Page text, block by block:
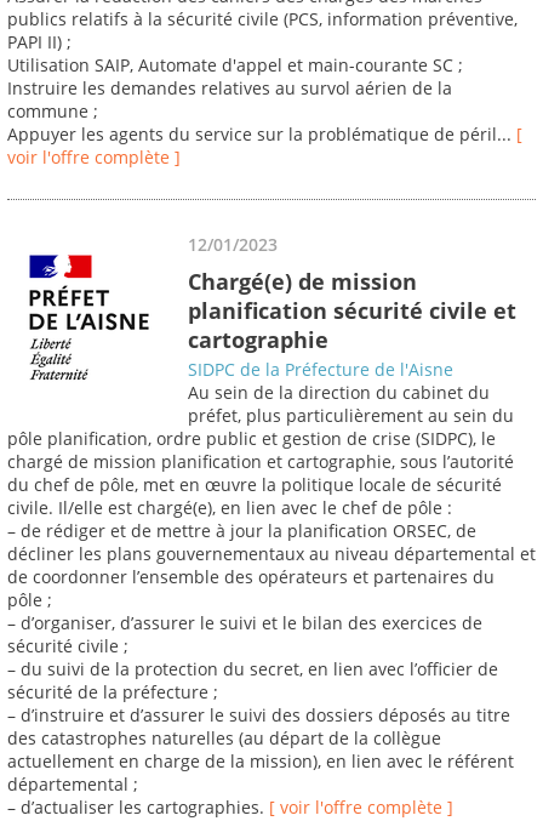
publics relatifs à la sécurité civile (PCS, information préventive,
PAPI II) ;
Utilisation SAIP, Automate d'appel et main-courante SC ;
Instruire les demandes relatives au survol aérien de la
commune ;
Appuyer les agents du service sur la problématique de péril... [
voir l'offre complète ]
12/01/2023
Chargé(e) de mission
planification sécurité civile et
cartographie
SIDPC de la Préfecture de l'Aisne
Au sein de la direction du cabinet du
préfet, plus particulièrement au sein du
pôle planification, ordre public et gestion de crise (SIDPC), le
chargé de mission planification et cartographie, sous l’autorité
du chef de pôle, met en œuvre la politique locale de sécurité
civile. Il/elle est chargé(e), en lien avec le chef de pôle :
– de rédiger et de mettre à jour la planification ORSEC, de
décliner les plans gouvernementaux au niveau départemental et
de coordonner l’ensemble des opérateurs et partenaires du
pôle ;
– d’organiser, d’assurer le suivi et le bilan des exercices de
sécurité civile ;
– du suivi de la protection du secret, en lien avec l’officier de
sécurité de la préfecture ;
– d’instruire et d’assurer le suivi des dossiers déposés au titre
des catastrophes naturelles (au départ de la collègue
actuellement en charge de la mission), en lien avec le référent
départemental ;
– d’actualiser les cartographies. [ voir l'offre complète ]